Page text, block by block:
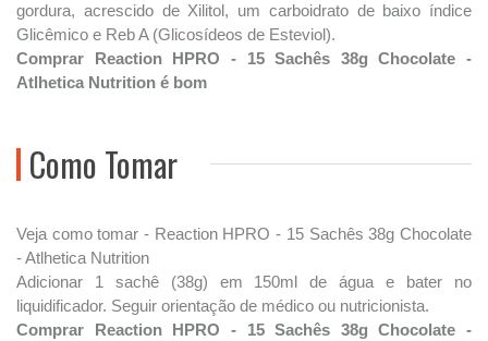
gordura, acrescido de Xilitol, um carboidrato de baixo índice
Glicêmico e Reb A (Glicosídeos de Esteviol).
Comprar Reaction HPRO - 15 Sachês 38g Chocolate -
Atlhetica Nutrition é bom
Como Tomar
Veja como tomar - Reaction HPRO - 15 Sachês 38g Chocolate
- Atlhetica Nutrition
Adicionar 1 sachê (38g) em 150ml de água e bater no
liquidificador. Seguir orientação de médico ou nutricionista.
Comprar Reaction HPRO - 15 Sachês 38g Chocolate -